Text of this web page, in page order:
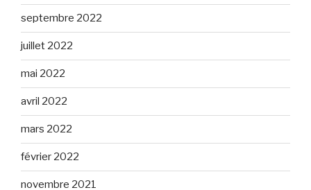
septembre 2022
juillet 2022
mai 2022
avril 2022
mars 2022
février 2022
novembre 2021